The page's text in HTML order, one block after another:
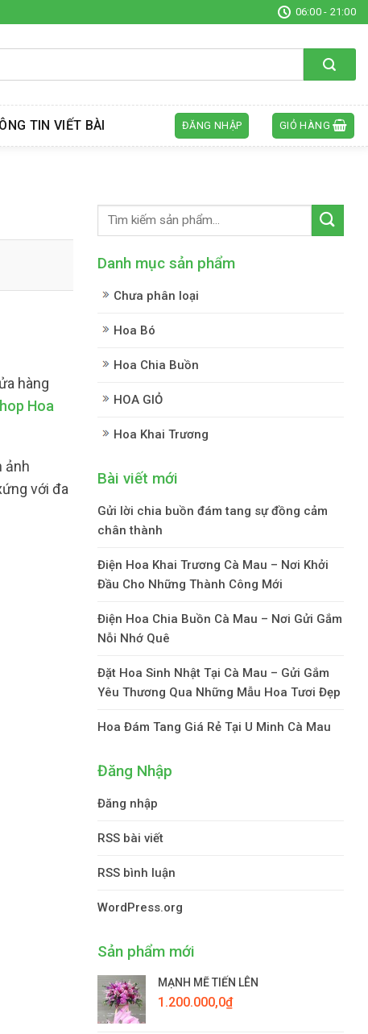
06:00 - 21:00
TIN VIẾT BÀI ĐĂNG NHẬP GIỎ HÀNG
hàng
Hoa
ảnh
với đa
Danh mục sản phẩm
Chưa phân loại
Hoa Bó
Hoa Chia Buồn
HOA GIỎ
Hoa Khai Trương
Bài viết mới
Gửi lời chia buồn đám tang sự đồng cảm
chân thành
Điện Hoa Khai Trương Cà Mau – Nơi Khởi
Đầu Cho Những Thành Công Mới
Điện Hoa Chia Buồn Cà Mau – Nơi Gửi Gắm
Nỗi Nhớ Quê
Đặt Hoa Sinh Nhật Tại Cà Mau – Gửi Gắm
Yêu Thương Qua Những Mẫu Hoa Tươi Đẹp
Hoa Đám Tang Giá Rẻ Tại U Minh Cà Mau
Đăng Nhập
Đăng nhập
RSS bài viết
RSS bình luận
WordPress.org
Sản phẩm mới
MẠNH MẼ TIẾN LÊN
1.200.000,0₫